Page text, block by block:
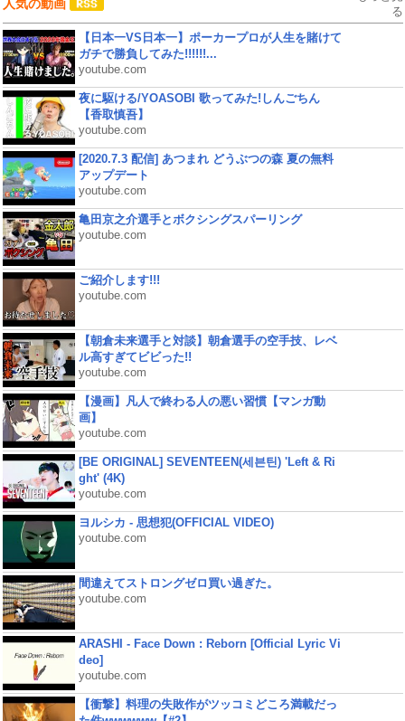
人気の動画
る
【日本一VS日本一】ポーカープロが人生を賭けて
ガチで勝負してみた!!!!!!...
youtube.com
夜に駆ける/YOASOBI 歌ってみた!しんごちん
【香取慎吾】
youtube.com
[2020.7.3 配信] あつまれ どうぶつの森 夏の無料
アップデート
youtube.com
亀田京之介選手とボクシングスパーリング
youtube.com
ご紹介します!!!
youtube.com
【朝倉未来選手と対談】朝倉選手の空手技、レベ
ル高すぎてビビった!!
youtube.com
【漫画】凡人で終わる人の悪い習慣【マンガ動
画】
youtube.com
[BE ORIGINAL] SEVENTEEN(세븐틴) 'Left & Ri
ght' (4K)
youtube.com
ヨルシカ - 思想犯(OFFICIAL VIDEO)
youtube.com
間違えてストロングゼロ買い過ぎた。
youtube.com
ARASHI - Face Down : Reborn [Official Lyric Vi
deo]
youtube.com
【衝撃】料理の失敗作がツッコミどころ満載だっ